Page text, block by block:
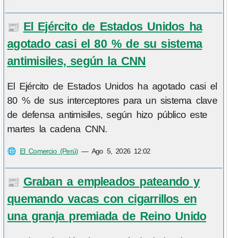
📰 El Ejército de Estados Unidos ha
agotado casi el 80 % de su sistema
antimisiles, según la CNN
El Ejército de Estados Unidos ha agotado casi el
80 % de sus interceptores para un sistema clave
de defensa antimisiles, según hizo público este
martes la cadena CNN.
🌐 El Comercio (Perú) — Ago 5, 2026 12:02
📰 Graban a empleados pateando y
quemando vacas con cigarrillos en
una granja premiada de Reino Unido